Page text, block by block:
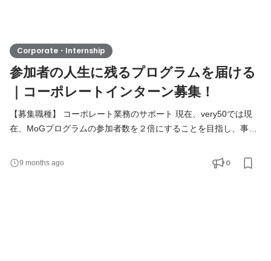
Corporate・Internship
参加者の人生に残るプログラムを届ける
｜コーポレートインターン募集！
【募集職種】 コーポレート業務のサポート 現在、very50では現
在、MoGプログラムの参加者数を２倍にすることを目指し、事業
る」という熱い想いでつくられるプログラムの運営にかかる経理
9 months ago 0